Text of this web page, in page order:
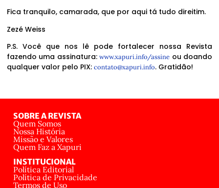
Fica tranquilo, camarada, que por aqui tá tudo direitim.
Zezé Weiss
P.S. Você que nos lê pode fortalecer nossa Revista
fazendo uma assinatura:www.xapuri.info/assine ou doando
qualquer valor pelo PIX: contato@xapuri.info. Gratidão!
SOBRE A REVISTA
Quem Somos
Nossa História
Missão e Valores
Quem Faz a Xapuri
INSTITUCIONAL
Política Editorial
Política de Privacidade
Termos de Uso